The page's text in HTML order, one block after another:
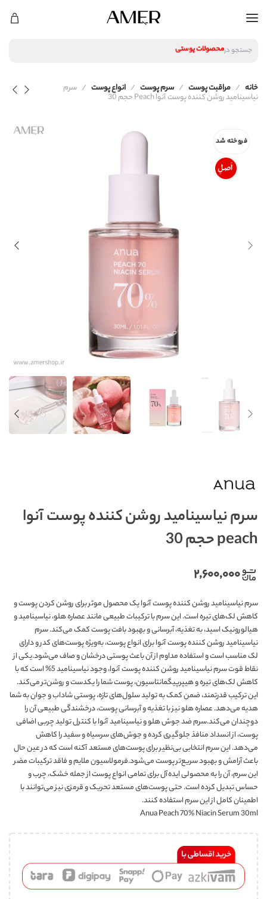
جستجو درمحصولات مراقبت مو
محصولات پوستی
محصولات مراقبت مو
خانه مراقبت پوست سرم پوست انواع پوست سرم
نیاسینامید روشن‌ کننده پوست آنوا Peach حجم 30
فروخته شد
سرم نیاسینامید روشن‌ کننده پوست آنوا
peach حجم 30
۲,۶۰۰,۰۰۰
سرم نیاسینامید روشن‌ کننده پوست آنوا یک محصول موثر برای روشن کردن پوست و
کاهش لک‌های تیره است. این سرم با ترکیبات طبیعی مانند عصاره هلو، نیاسینامید و
هیالورونیک اسید، به تغذیه، آبرسانی و بهبود بافت پوست کمک می‌کند. سرم
نیاسینامید روشن‌ کننده پوست آنوا برای انواع پوست، به‌ویژه پوست‌های کدر و دارای
لک مناسب است و استفاده مداوم از آن باعث پوستی درخشان و صاف می‌شود.یکی از
نقاط قوت سرم نیاسینامید روشن‌ کننده پوست آنوا، وجود نیاسینامید 5% است که با
کاهش لک‌های تیره و هیپرپیگمانتاسیون، پوست شما را یکدست و روشن‌تر می‌کند.
این ترکیب قدرتمند، ضمن کمک به تولید سلول‌های تازه، پوستی شاداب و جوان به شما
هدیه می‌دهد. عصاره هلو نیز با تغذیه و آبرسانی پوست، درخشندگی طبیعی آن را
دوچندان می‌کند.سرم ضد جوش هلو و نیاسینامید آنوا با کنترل تولید چربی اضافی
پوست، از انسداد منافذ جلوگیری کرده و جوش‌های سرسیاه و سفید را کاهش
می‌دهد. این سرم انتخابی بی‌نظیر برای پوست‌های مستعد آکنه است که در عین حال
باعث آرامش و بهبود سریع‌تر پوست می‌شود.فرمولاسیون ملایم و فاقد ترکیبات مضر
این سرم، آن را به محصولی ایده‌آل برای تمامی انواع پوست از جمله خشک، چرب و
حساس تبدیل کرده است. حتی پوست‌های مستعد تحریک و قرمزی نیز می‌توانند با
اطمینان کامل از این سرم استفاده کنند.
Anua Peach 70% Niacin Serum 30ml